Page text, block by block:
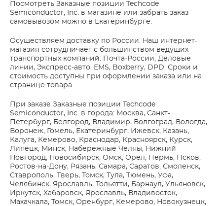
Посмотреть Заказные позиции Techcode
Semiconductor, Inc. в магазине или забрать заказ
самовывозом можно в Екатеринбурге.
Осуществляем доставку по России. Наш интернет-
магазин сотрудничает с большинством ведущих
транспортных компаний: Почта-России, Деловые
линии, Экспресс-авто, EMS, Boxberry, DPD. Сроки и
стоимость доступны при оформлении заказа или на
странице товара.
При заказе Заказные позиции Techcode
Semiconductor, Inc. в города: Москва, Санкт-
Петербург, Белгород, Владимир, Волгоград, Вологда,
Воронеж, Гомель, Екатеринбург, Ижевск, Казань,
Калуга, Кемерово, Краснодар, Красноярск, Курск,
Липецк, Минск, Набережные Челны, Нижний
Новгород, Новосибирск, Омск, Орёл, Пермь, Псков,
Ростов-на-Дону, Рязань, Самара, Саратов, Смоленск,
Ставрополь, Тверь, Томск, Тула, Тюмень, Уфа,
Челябинск, Ярославль, Тольятти, Барнаул, Ульяновск,
Иркутск, Хабаровск, Ярославль, Владивосток,
Махачкала, Томск, Оренбург, Кемерово, Новокузнецк,